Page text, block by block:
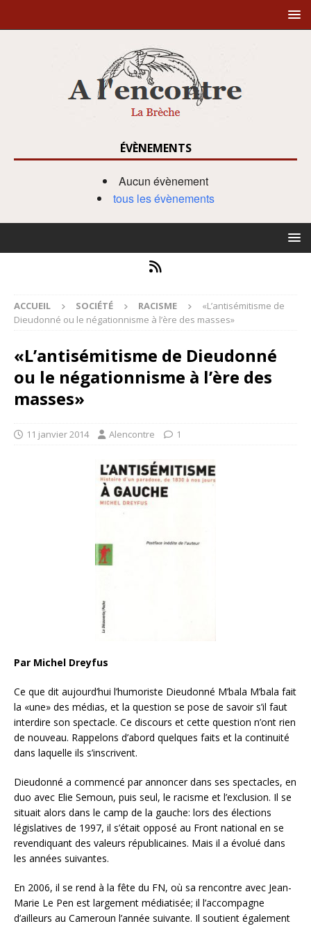
ÉVÈNEMENTS
Aucun évènement
tous les évènements
ACCUEIL SOCIÉTÉ RACISME
«L’antisémitisme de
Dieudonné ou le négationnisme à l’ère des masses»
«L’antisémitisme de Dieudonné
ou le négationnisme à l’ère des
masses»
11 janvier 2014 Alencontre 1
Par Michel Dreyfus
Ce que dit aujourd’hui l’humoriste Dieudonné M’bala M’bala fait
la «une» des médias, et la question se pose de savoir s’il faut
interdire son spectacle. Ce discours et cette question n’ont rien
de nouveau. Rappelons d’abord quelques faits et la continuité
dans laquelle ils s’inscrivent.
Dieudonné a commencé par annoncer dans ses spectacles, en
duo avec Elie Semoun, puis seul, le racisme et l’exclusion. Il se
situait alors dans le camp de la gauche: lors des élections
législatives de 1997, il s’était opposé au Front national en se
revendiquant des valeurs républicaines. Mais il a évolué dans
les années suivantes.
En 2006, il se rend à la fête du FN, où sa rencontre avec Jean-
Marie Le Pen est largement médiatisée; il l’accompagne
d’ailleurs au Cameroun l’année suivante. Il soutient également